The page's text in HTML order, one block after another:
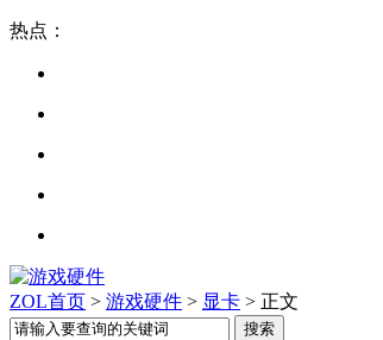
热点：
ZOL首页 > 游戏硬件 > 显卡 > 正文